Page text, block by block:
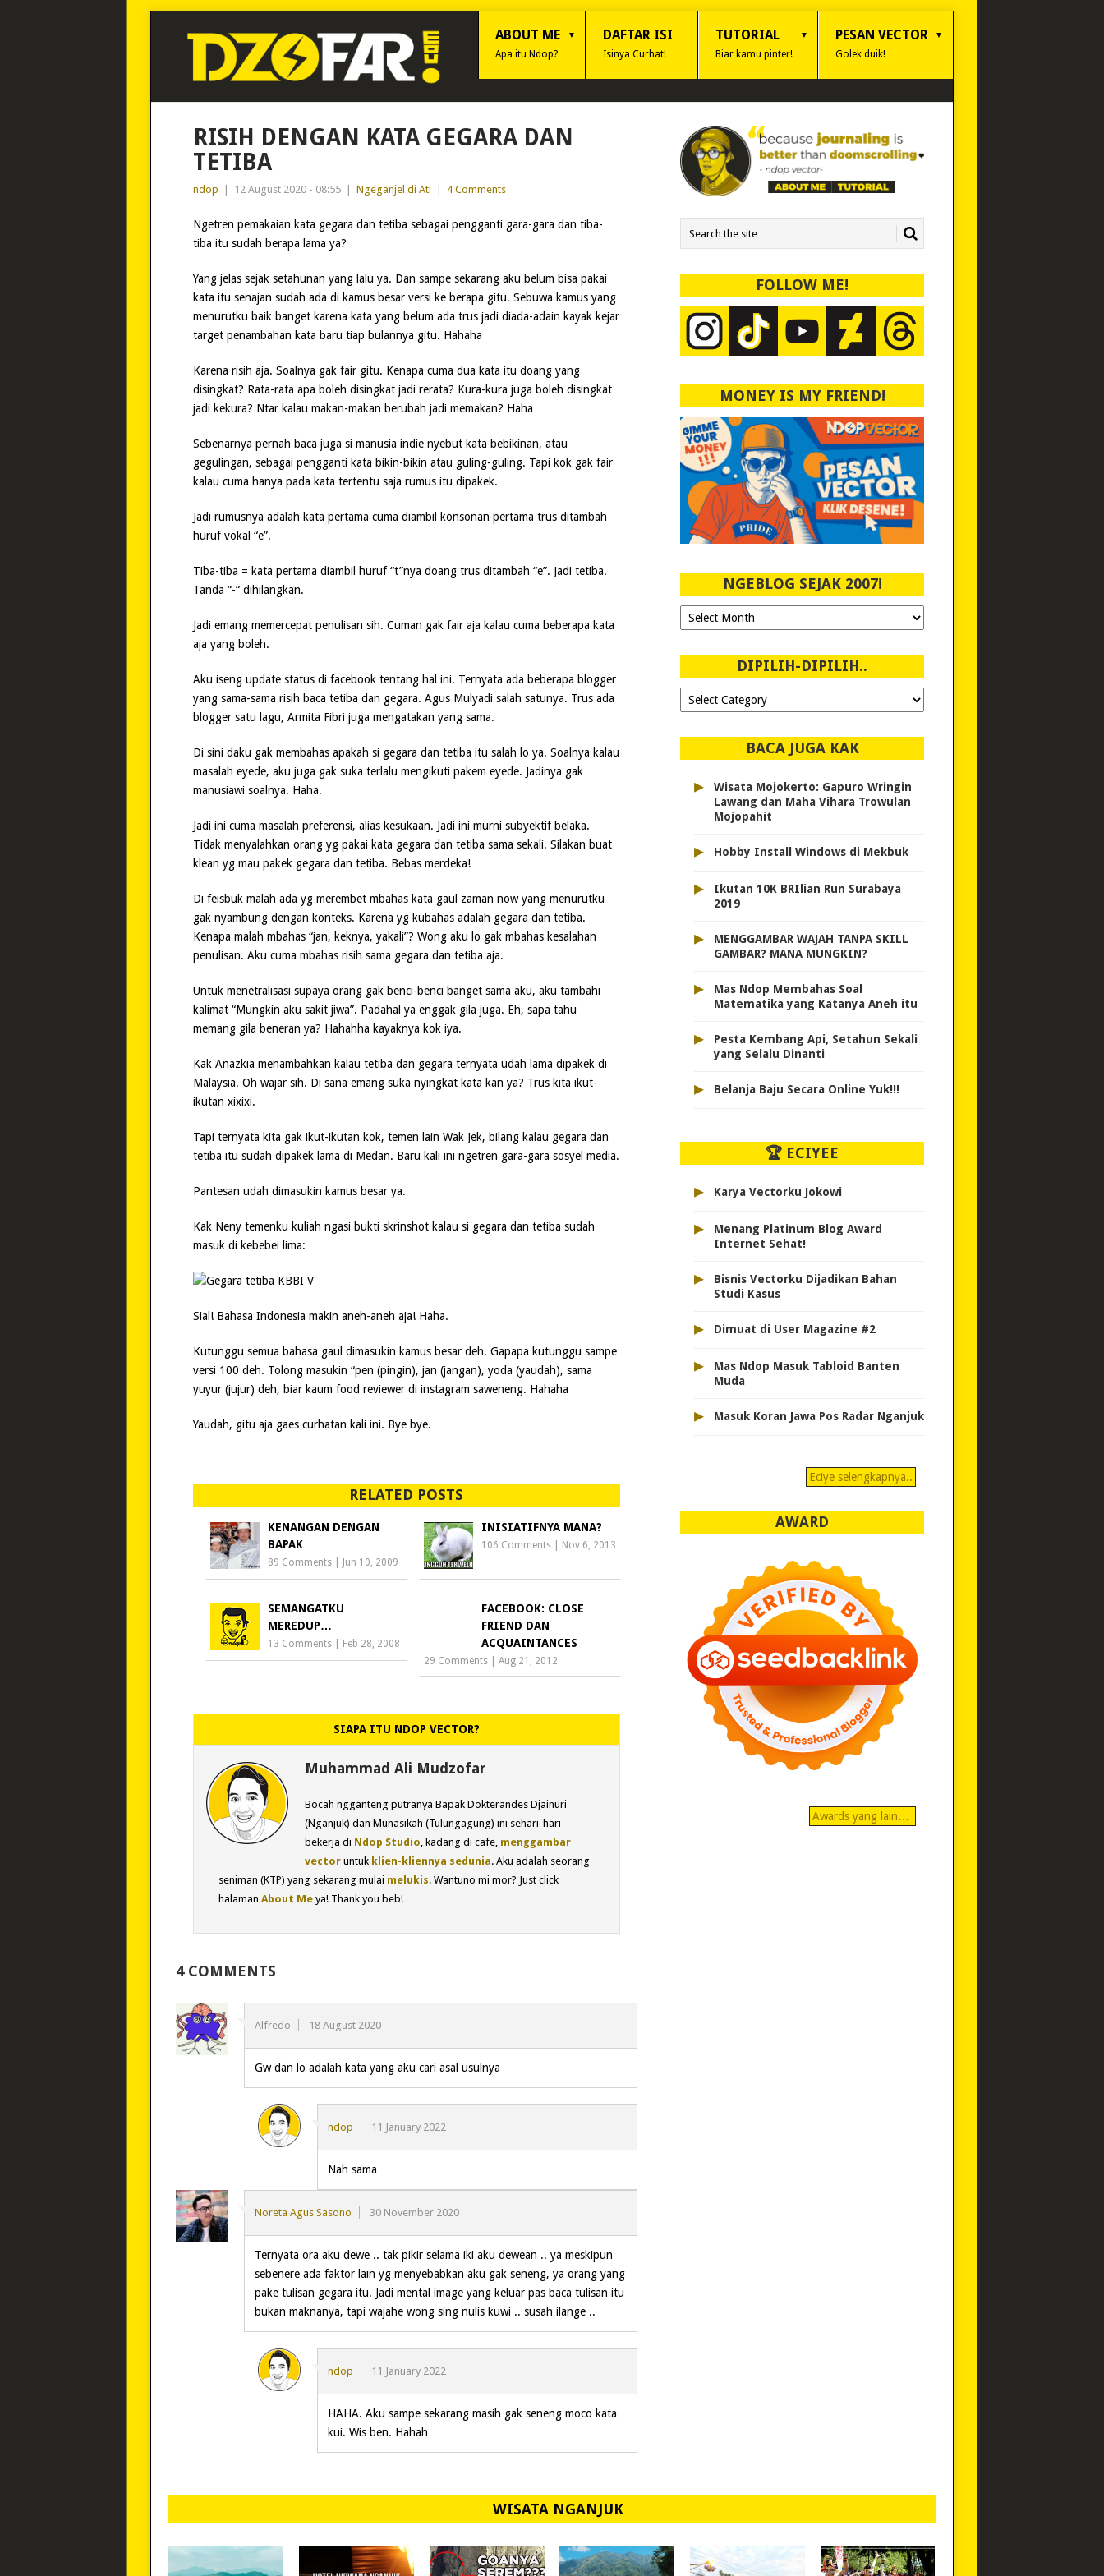
ABOUT ME
Apa itu Ndop?
DAFTAR ISI
Isinya Curhat!
TUTORIAL
Biar kamu pinter!
PESAN VECTOR
Golek duik!
RISIH DENGAN KATA GEGARA DAN
TETIBA
ndop 12 August 2020 - 08:55 Ngeganjel di Ati 4 Comments
Ngetren pemakaian kata gegara dan tetiba sebagai pengganti gara-gara dan tiba-
tiba itu sudah berapa lama ya?
Yang jelas sejak setahunan yang lalu ya. Dan sampe sekarang aku belum bisa pakai
kata itu senajan sudah ada di kamus besar versi ke berapa gitu. Sebuwa kamus yang
menurutku baik banget karena kata yang belum ada trus jadi diada-adain kayak kejar
target penambahan kata baru tiap bulannya gitu. Hahaha
Karena risih aja. Soalnya gak fair gitu. Kenapa cuma dua kata itu doang yang
disingkat? Rata-rata apa boleh disingkat jadi rerata? Kura-kura juga boleh disingkat
jadi kekura? Ntar kalau makan-makan berubah jadi memakan? Haha
Sebenarnya pernah baca juga si manusia indie nyebut kata bebikinan, atau
gegulingan, sebagai pengganti kata bikin-bikin atau guling-guling. Tapi kok gak fair
kalau cuma hanya pada kata tertentu saja rumus itu dipakek.
Jadi rumusnya adalah kata pertama cuma diambil konsonan pertama trus ditambah
huruf vokal “e”.
Tiba-tiba = kata pertama diambil huruf “t”nya doang trus ditambah “e”. Jadi tetiba.
Tanda “-“ dihilangkan.
Jadi emang memercepat penulisan sih. Cuman gak fair aja kalau cuma beberapa kata
aja yang boleh.
Aku iseng update status di facebook tentang hal ini. Ternyata ada beberapa blogger
yang sama-sama risih baca tetiba dan gegara. Agus Mulyadi salah satunya. Trus ada
blogger satu lagu, Armita Fibri juga mengatakan yang sama.
Di sini daku gak membahas apakah si gegara dan tetiba itu salah lo ya. Soalnya kalau
masalah eyede, aku juga gak suka terlalu mengikuti pakem eyede. Jadinya gak
manusiawi soalnya. Haha.
Jadi ini cuma masalah preferensi, alias kesukaan. Jadi ini murni subyektif belaka.
Tidak menyalahkan orang yg pakai kata gegara dan tetiba sama sekali. Silakan buat
klean yg mau pakek gegara dan tetiba. Bebas merdeka!
Di feisbuk malah ada yg merembet mbahas kata gaul zaman now yang menurutku
gak nyambung dengan konteks. Karena yg kubahas adalah gegara dan tetiba.
Kenapa malah mbahas “jan, keknya, yakali”? Wong aku lo gak mbahas kesalahan
penulisan. Aku cuma mbahas risih sama gegara dan tetiba aja.
Untuk menetralisasi supaya orang gak benci-benci banget sama aku, aku tambahi
kalimat “Mungkin aku sakit jiwa”. Padahal ya enggak gila juga. Eh, sapa tahu
memang gila beneran ya? Hahahha kayaknya kok iya.
Kak Anazkia menambahkan kalau tetiba dan gegara ternyata udah lama dipakek di
Malaysia. Oh wajar sih. Di sana emang suka nyingkat kata kan ya? Trus kita ikut-
ikutan xixixi.
Tapi ternyata kita gak ikut-ikutan kok, temen lain Wak Jek, bilang kalau gegara dan
tetiba itu sudah dipakek lama di Medan. Baru kali ini ngetren gara-gara sosyel media.
Pantesan udah dimasukin kamus besar ya.
Kak Neny temenku kuliah ngasi bukti skrinshot kalau si gegara dan tetiba sudah
masuk di kebebei lima:
Sial! Bahasa Indonesia makin aneh-aneh aja! Haha.
Kutunggu semua bahasa gaul dimasukin kamus besar deh. Gapapa kutunggu sampe
versi 100 deh. Tolong masukin “pen (pingin), jan (jangan), yoda (yaudah), sama
yuyur (jujur) deh, biar kaum food reviewer di instagram saweneng. Hahaha
Yaudah, gitu aja gaes curhatan kali ini. Bye bye.
RELATED POSTS
KENANGAN DENGAN
BAPAK
89 Comments Jun 10, 2009
INISIATIFNYA MANA?
106 Comments| Nov 6, 2013
SEMANGATKU
MEREDUP…
13 Comments Feb 28, 2008
FACEBOOK: CLOSE
FRIEND DAN
ACQUAINTANCES
29 Comments| Aug 21, 2012
SIAPA ITU NDOP VECTOR?
Muhammad Ali Mudzofar
Bocah ngganteng putranya Bapak Dokterandes Djainuri
(Nganjuk) dan Munasikah (Tulungagung) ini sehari-hari
bekerja di Ndop Studio, kadang di cafe, menggambar
vectoruntuk klien-kliennya sedunia. Aku adalah seorang
seniman (KTP) yang sekarang mulai melukis. Wantuno mi mor? Just click
halaman About Meya! Thank you beb!
4 COMMENTS
Alfredo 18 August 2020
Gw dan lo adalah kata yang aku cari asal usulnya
ndop 11 January 2022
Nah sama
Noreta Agus Sasono 30 November 2020
Ternyata ora aku dewe .. tak pikir selama iki aku dewean .. ya meskipun
sebenere ada faktor lain yg menyebabkan aku gak seneng, ya orang yang
pake tulisan gegara itu. Jadi mental image yang keluar pas baca tulisan itu
bukan maknanya, tapi wajahe wong sing nulis kuwi .. susah ilange ..
ndop 11 January 2022
HAHA. Aku sampe sekarang masih gak seneng moco kata
kui. Wis ben. Hahah
FOLLOW ME!
MONEY IS MY FRIEND!
NGEBLOG SEJAK 2007!
Ngeblog
Sejak
DIPILIH-DIPILIH..
Dipilih-
dipilih..
BACA JUGA KAK
▸
Wisata Mojokerto: Gapuro Wringin
Lawang dan Maha Vihara Trowulan
Mojopahit
▸ Hobby Install Windows di Mekbuk
▸
Ikutan 10K BRIlian Run Surabaya
2019
▸
MENGGAMBAR WAJAH TANPA SKILL
GAMBAR? MANA MUNGKIN?
▸
Mas Ndop Membahas Soal
Matematika yang Katanya Aneh itu
▸
Pesta Kembang Api, Setahun Sekali
yang Selalu Dinanti
▸ Belanja Baju Secara Online Yuk!!!
🏆 ECIYEE
▸ Karya Vectorku Jokowi
▸
Menang Platinum Blog Award
Internet Sehat!
▸
Bisnis Vectorku Dijadikan Bahan
Studi Kasus
▸ Dimuat di User Magazine #2
▸
Mas Ndop Masuk Tabloid Banten
Muda
▸ Masuk Koran Jawa Pos Radar Nganjuk
Eciye selengkapnya..
AWARD
Awards yang lain…
WISATA NGANJUK